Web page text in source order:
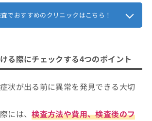
でおすすめのクリニックはこちら！
る際にチェックする4つのポイント
状が出る前に異常を発見できる大切
には、検査方法や費用、検査後のフ